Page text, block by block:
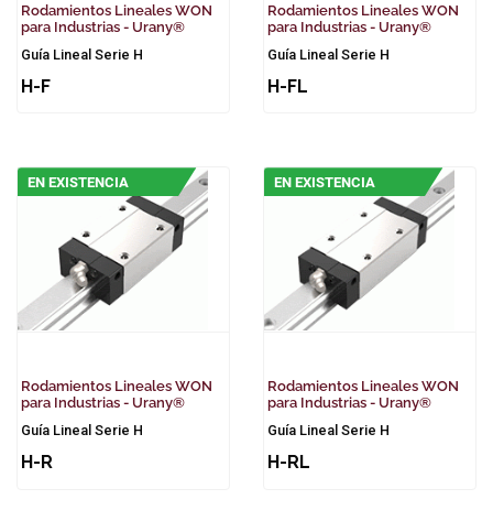
Rodamientos Lineales WON
para Industrias - Urany®
Guía Lineal Serie H
H-F
Rodamientos Lineales WON
para Industrias - Urany®
Guía Lineal Serie H
H-FL
EN EXISTENCIA
Rodamientos Lineales WON
para Industrias - Urany®
Guía Lineal Serie H
H-R
EN EXISTENCIA
Rodamientos Lineales WON
para Industrias - Urany®
Guía Lineal Serie H
H-RL